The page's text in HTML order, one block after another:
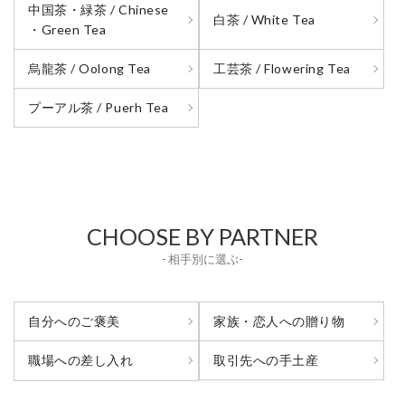
中国茶・緑茶 / Chinese
・Green Tea
白茶 / White Tea
烏龍茶 / Oolong Tea 工芸茶 / Flowering Tea
プーアル茶 / Puerh Tea
CHOOSE BY PARTNER
- 相手別に選ぶ-
自分へのご褒美 家族・恋人への贈り物
職場への差し入れ 取引先への手土産